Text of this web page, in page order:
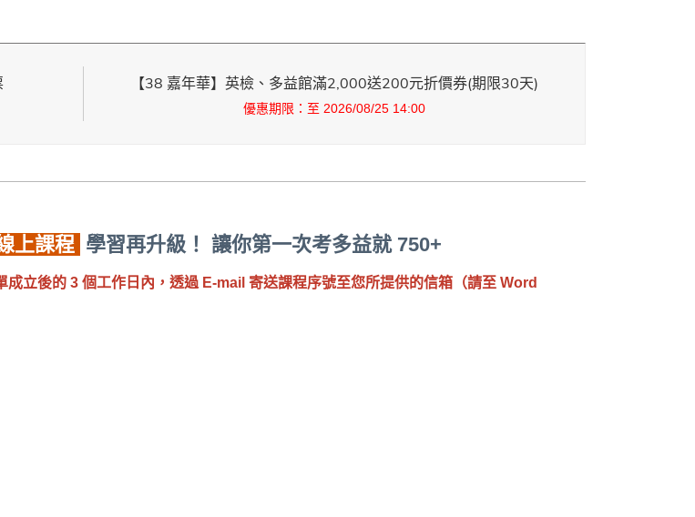
【38 嘉年華】英檢、多益館滿2,000送200元折價券(期限30天)
優惠期限：至 2026/08/25 14:00
上課程 學習再升級！ 讓你第一次考多益就 750+
成立後的 3 個工作日內，透過 E-mail 寄送課程序號至您所提供的信箱（請至 Word